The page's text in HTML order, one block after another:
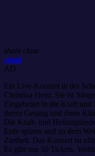
share close
email
AD
Ein Live-Konzert in der
Christina Heist. Sie ist
Eingebettet in die Kraft und
ihrem Gesang und ihren
Die Kraft- und
Erde spüren und zu dem
Zartheit. Das Konzert ist
Es gibt nur 50 Tickets.